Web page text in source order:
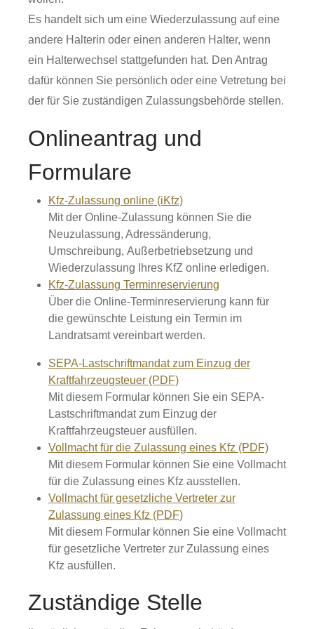
Es handelt sich um eine Wiederzulassung auf eine
andere Halterin oder einen anderen Halter, wenn
ein Halterwechsel stattgefunden hat. Den Antrag
dafür können Sie persönlich oder eine Vetretung bei
der für Sie zuständigen Zulassungsbehörde stellen.
Onlineantrag und
Formulare
Kfz-Zulassung online (iKfz)
Mit der Online-Zulassung können Sie die
Neuzulassung, Adressänderung,
Umschreibung, Außerbetriebsetzung und
Wiederzulassung Ihres KfZ online erledigen.
Kfz-Zulassung Terminreservierung
Über die Online-Terminreservierung kann für
die gewünschte Leistung ein Termin im
Landratsamt vereinbart werden.
SEPA-Lastschriftmandat zum Einzug der
Kraftfahrzeugsteuer (PDF)
Mit diesem Formular können Sie ein SEPA-
Lastschriftmandat zum Einzug der
Kraftfahrzeugsteuer ausfüllen.
Vollmacht für die Zulassung eines Kfz (PDF)
Mit diesem Formular können Sie eine Vollmacht
für die Zulassung eines Kfz ausstellen.
Vollmacht für gesetzliche Vertreter zur
Zulassung eines Kfz (PDF)
Mit diesem Formular können Sie eine Vollmacht
für gesetzliche Vertreter zur Zulassung eines
Kfz ausfüllen.
Zuständige Stelle